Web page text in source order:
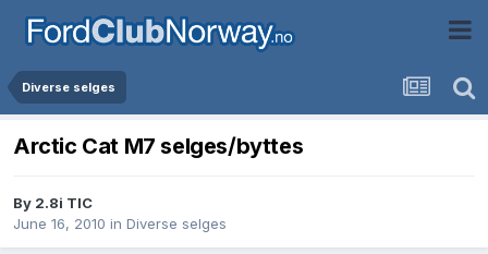
Diverse selges
Arctic Cat M7 selges/byttes
By 2.8i TIC
June 16, 2010 in Diverse selges